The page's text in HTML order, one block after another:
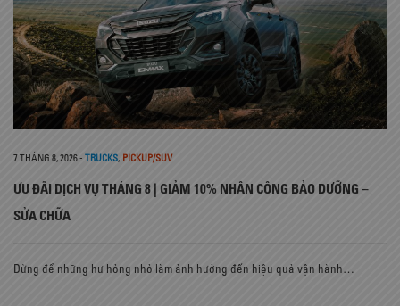
7 THÁNG 8, 2026- TRUCKS, PICKUP/SUV
ƯU ĐÃI DỊCH VỤ THÁNG 8 | GIẢM 10% NHÂN CÔNG BẢO DƯỠNG –
SỬA CHỮA
Đừng để những hư hỏng nhỏ làm ảnh hưởng đến hiệu quả vận hành…